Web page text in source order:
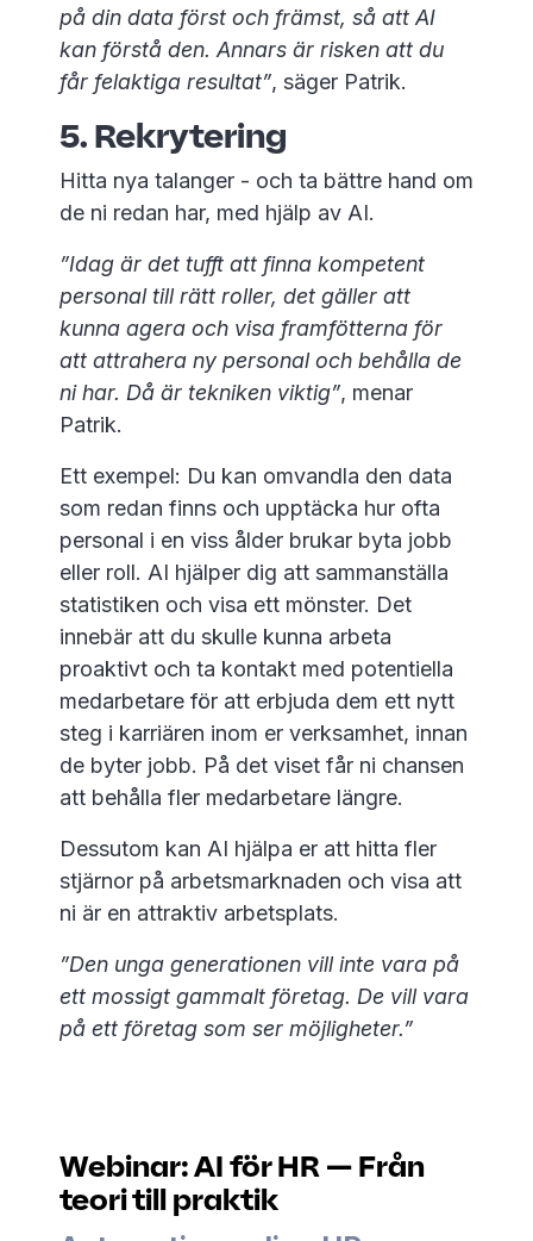
på din data först och främst, så att AI
kan förstå den. Annars är risken att du
får felaktiga resultat”, säger Patrik.
5. Rekrytering
Hitta nya talanger - och ta bättre hand om
de ni redan har, med hjälp av AI.
”Idag är det tufft att finna kompetent
personal till rätt roller, det gäller att
kunna agera och visa framfötterna för
att attrahera ny personal och behålla de
ni har. Då är tekniken viktig”, menar
Patrik.
Ett exempel: Du kan omvandla den data
som redan finns och upptäcka hur ofta
personal i en viss ålder brukar byta jobb
eller roll. AI hjälper dig att sammanställa
statistiken och visa ett mönster. Det
innebär att du skulle kunna arbeta
proaktivt och ta kontakt med potentiella
medarbetare för att erbjuda dem ett nytt
steg i karriären inom er verksamhet, innan
de byter jobb. På det viset får ni chansen
att behålla fler medarbetare längre.
Dessutom kan AI hjälpa er att hitta fler
stjärnor på arbetsmarknaden och visa att
ni är en attraktiv arbetsplats.
”Den unga generationen vill inte vara på
ett mossigt gammalt företag. De vill vara
på ett företag som ser möjligheter.”
Webinar: AI för HR — Från
teori till praktik